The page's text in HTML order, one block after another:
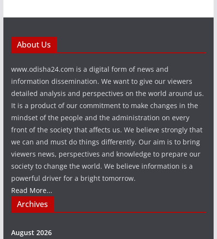
About Us
www.odisha24.com is a digital form of news and
information dissemination. We want to give our viewers
detailed analysis and perspectives on the world around us.
It is a product of our commitment to make changes in the
mindset of the people and the administration on every
front of the society that affects us. We believe strongly that
we can and must do things differently. Our aim is to bring
viewers news, perspectives and knowledge to prepare our
society to change the world. We believe information is a
powerful driver for a bright tomorrow.
Read More...
Archives
August 2026